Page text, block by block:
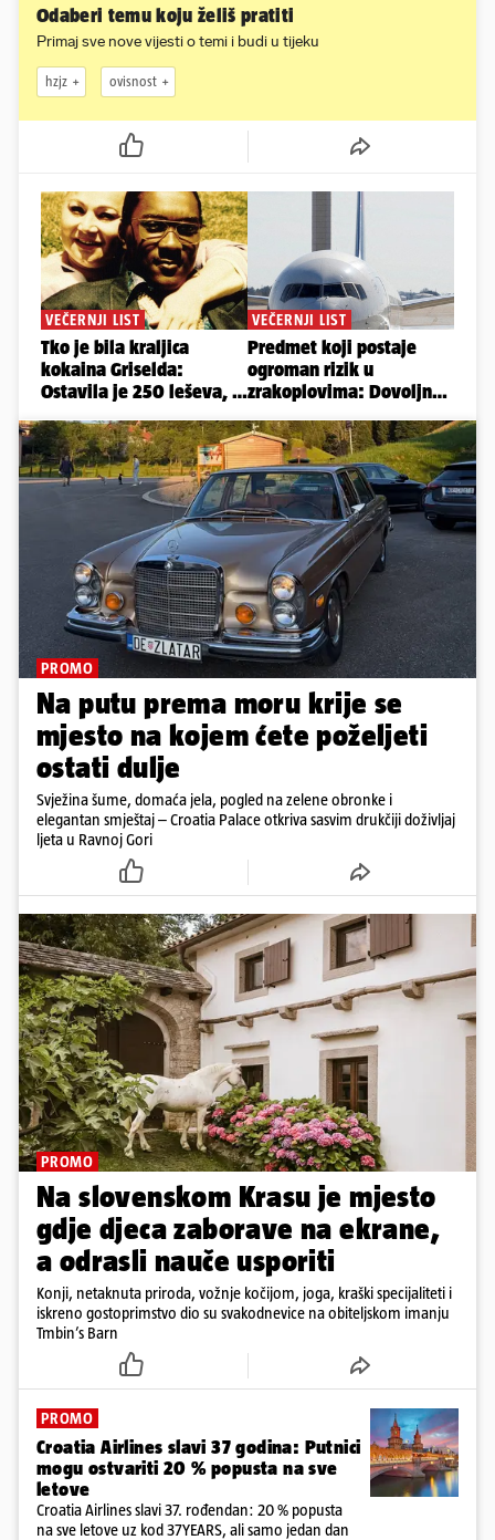
Odaberi temu koju želiš pratiti
Primaj sve nove vijesti o temi i budi u tijeku
hzjz ovisnost
PROMO
Na putu prema moru krije se
mjesto na kojem ćete poželjeti
ostati dulje
Svježina šume, domaća jela, pogled na zelene obronke i
elegantan smještaj – Croatia Palace otkriva sasvim drukčiji doživljaj
ljeta u Ravnoj Gori
PROMO
Na slovenskom Krasu je mjesto
gdje djeca zaborave na ekrane,
a odrasli nauče usporiti
Konji, netaknuta priroda, vožnje kočijom, joga, kraški specijaliteti i
iskreno gostoprimstvo dio su svakodnevice na obiteljskom imanju
Tmbin’s Barn
PROMO
Croatia Airlines slavi 37 godina: Putnici
mogu ostvariti 20 % popusta na sve
letove
Croatia Airlines slavi 37. rođendan: 20 % popusta
na sve letove uz kod 37YEARS, ali samo jedan dan